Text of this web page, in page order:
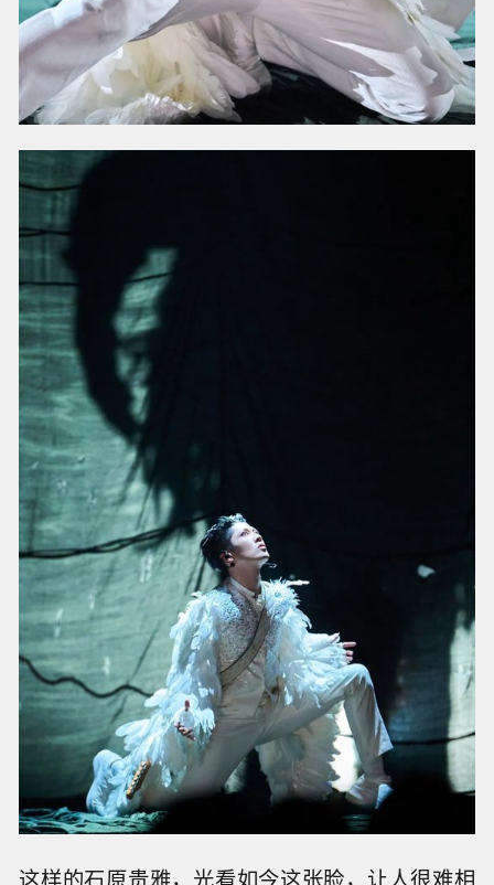
这样的石原贵雅，光看如今这张脸，让人很难相